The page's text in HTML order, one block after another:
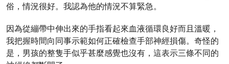
俗，情況很好。我認為他的情況不算緊急。
因為從繃帶中伸出來的手指看起來血液循環良好而且溫暖，
我把握時間向同事示範如何正確檢查手部神經損傷。奇怪的
是，男孩的整隻手似乎甚麼感覺也沒有，這表示三條不同的